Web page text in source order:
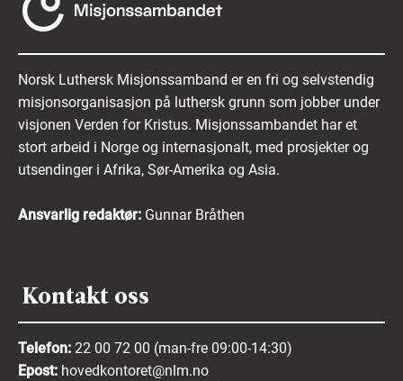
Norsk Luthersk Misjonssamband er en fri og selvstendig
misjonsorganisasjon på luthersk grunn som jobber under
visjonen Verden for Kristus. Misjonssambandet har et
stort arbeid i Norge og internasjonalt, med prosjekter og
utsendinger i Afrika, Sør-Amerika og Asia.
Ansvarlig redaktør: Gunnar Bråthen
Kontakt oss
Telefon: 22 00 72 00 (man-fre 09:00-14:30)
Epost: hovedkontoret@nlm.no